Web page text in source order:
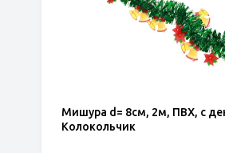
Мишура d= 8см, 2м, ПВХ, с
Колокольчик